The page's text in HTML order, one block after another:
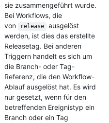
sie zusammengeführt wurde.
Bei Workflows, die
von
release
ausgelöst
werden, ist dies das erstellte
Releasetag. Bei anderen
Triggern handelt es sich um
die Branch- oder Tag-
Referenz, die den Workflow-
Ablauf ausgelöst hat. Es wird
nur gesetzt, wenn für den
betreffenden Ereignistyp ein
Branch oder ein Tag